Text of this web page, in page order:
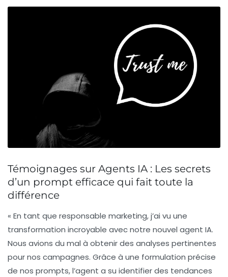
Témoignages sur Agents IA : Les secrets
d’un prompt efficace qui fait toute la
différence
« En tant que responsable marketing, j’ai vu une
transformation incroyable avec notre nouvel agent IA.
Nous avions du mal à obtenir des analyses pertinentes
pour nos campagnes. Grâce à une formulation précise
de nos prompts, l’agent a su identifier des tendances